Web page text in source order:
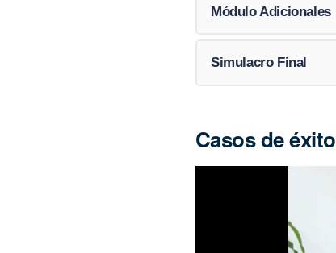
Módulo Adicionales
Simulacro Final
Casos de éxito